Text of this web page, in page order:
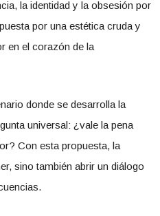
la identidad y la obsesión por
por una estética cruda y
en el corazón de la
donde se desarrolla la
universal: ¿vale la pena
Con esta propuesta, la
sino también abrir un diálogo